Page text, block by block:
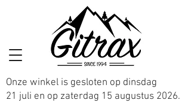
Onze winkel is gesloten op dinsdag
21 juli en op zaterdag 15 augustus 2026.